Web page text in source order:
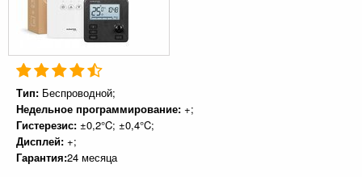
Тип: Беспроводной;
Недельное программирование: +;
Гистерезис: ±0,2°C; ±0,4°C;
Дисплей: +;
Гарантия:24 месяца